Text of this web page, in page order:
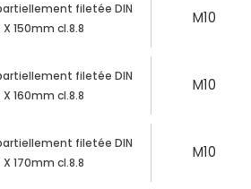
filetée DIN
X 150mm cl.8.8
M10
filetée DIN
X 160mm cl.8.8
M10
filetée DIN
X 170mm cl.8.8
M10